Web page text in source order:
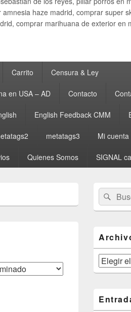
haze madrid, comprar super
comprar marihuana de exterior en
Carrito Censura & Ley
en USA – AD Contacto
English Feedback CMM
metatags3 Mi cuenta
Quienes Somos SIGNAL
área
de
widget
lateral
primaria
Buscar
por:
Archivos